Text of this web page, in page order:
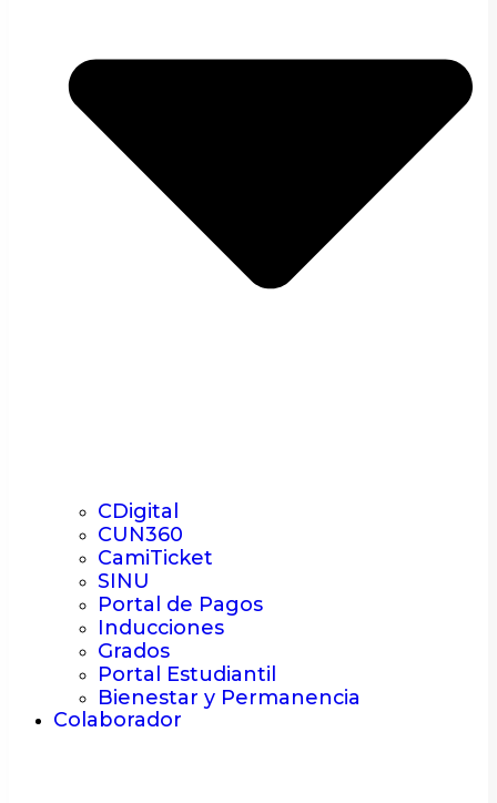
CDigital
CUN360
CamiTicket
SINU
Portal de Pagos
Inducciones
Grados
Portal Estudiantil
Bienestar y Permanencia
Colaborador